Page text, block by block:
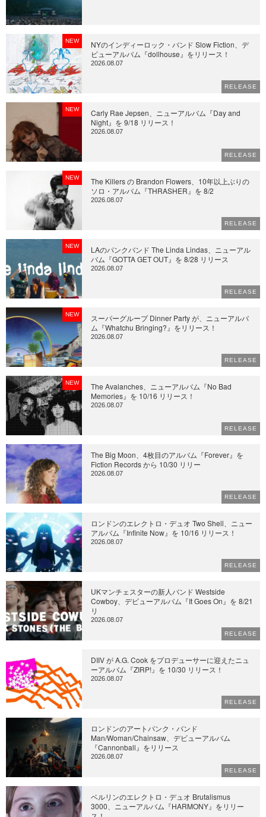
NEW
NYのインディーロック・バンド Slow Fiction、デ
ビューアルバム『dollhouse』をリリース！
2026.08.07
RELEASE
NEW
Carly Rae Jepsen、ニューアルバム『Day and
Night』を 9/18 リリース！
2026.08.07
RELEASE
NEW
The Killers の Brandon Flowers、10年以上ぶりの
ソロ・アルバム『THRASHER』を 8/2
2026.08.07
RELEASE
NEW
LAのパンクバンド The Linda Lindas、ニューアル
バム『GOTTA GET OUT』を 8/28 リリース
2026.08.07
RELEASE
NEW
スーパーグループ Dinner Party が、ニューアルバ
ム『Whatchu Bringing?』をリリース！
2026.08.07
RELEASE
NEW
The Avalanches、ニューアルバム『No Bad
Memories』を 10/16 リリース！
2026.08.07
RELEASE
The Big Moon、4枚目のアルバム『Forever』を
Fiction Records から 10/30 リリー
2026.08.07
RELEASE
ロンドンのエレクトロ・デュオ Two Shell、ニュー
アルバム『Infinite Now』を 10/16 リリース！
2026.08.07
RELEASE
UKマンチェスターの新人バンド Westside
Cowboy、デビューアルバム『It Goes On』を 8/21
リ
2026.08.07
RELEASE
DIIV が A.G. Cook をプロデューサーに迎えたニュ
ーアルバム『ZIRP!』を 10/30 リリース！
2026.08.07
RELEASE
ロンドンのアートパンク・バンド
Man/Woman/Chainsaw、デビューアルバム
『Cannonball』をリリース
2026.08.07
RELEASE
ベルリンのエレクトロ・デュオ Brutalismus
3000、ニューアルバム『HARMONY』をリリー